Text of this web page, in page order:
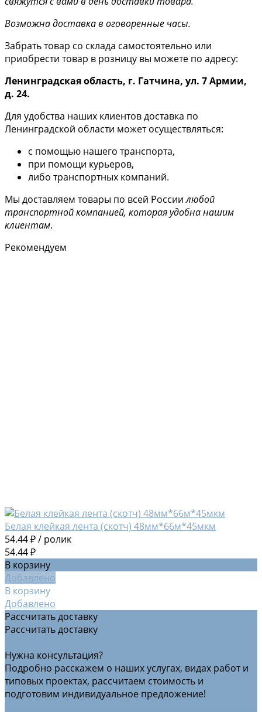
Возможна доставка в оговоренные часы.
Забрать товар со склада самостоятельно или
приобрести товар в розницу вы можете по адресу:
Ленинградская область, г. Гатчина, ул. 7 Армии,
д. 24.
Для удобства наших клиентов доставка по
Ленинградской области может осуществляться:
с помощью нашего транспорта,
при помощи курьеров,
либо транспортных компаний.
Мы доставляем товары по всей Россиилюбой
транспортной компанией, которая удобна нашим
клиентам.
Рекомендуем
Белая клейкая лента (скотч) 48мм*66м*45мкм
54.44 ₽/ ролик
54.44 ₽
В корзину
Добавлено
В корзину
Добавлено
Рассчитать доставку
Рассчитать доставку
Нужна консультация?
Подробно расскажем о наших услугах, видах работ и
типовых проектах, рассчитаем стоимость и
подготовим индивидуальное предложение!